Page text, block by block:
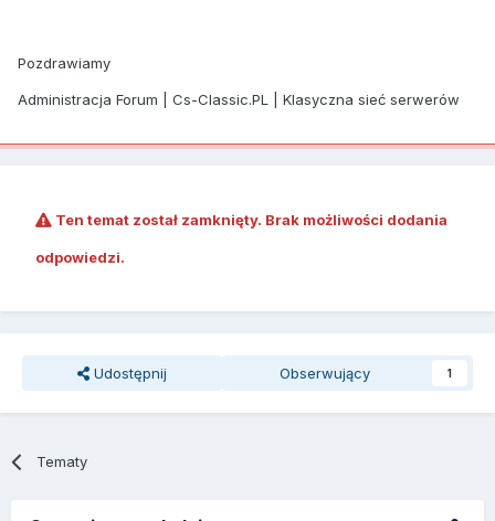
Pozdrawiamy
Administracja Forum | Cs-Classic.PL | Klasyczna sieć serwerów
Ten temat został zamknięty. Brak możliwości dodania
odpowiedzi.
Udostępnij Obserwujący 1
Tematy